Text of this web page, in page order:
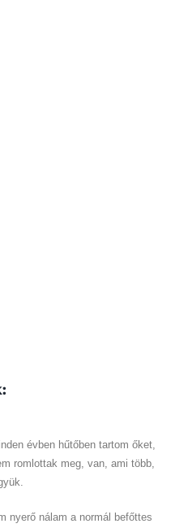
évben hűtőben tartom őket,
romlottak meg, van, ami több,
nyerő nálam a normál befőttes